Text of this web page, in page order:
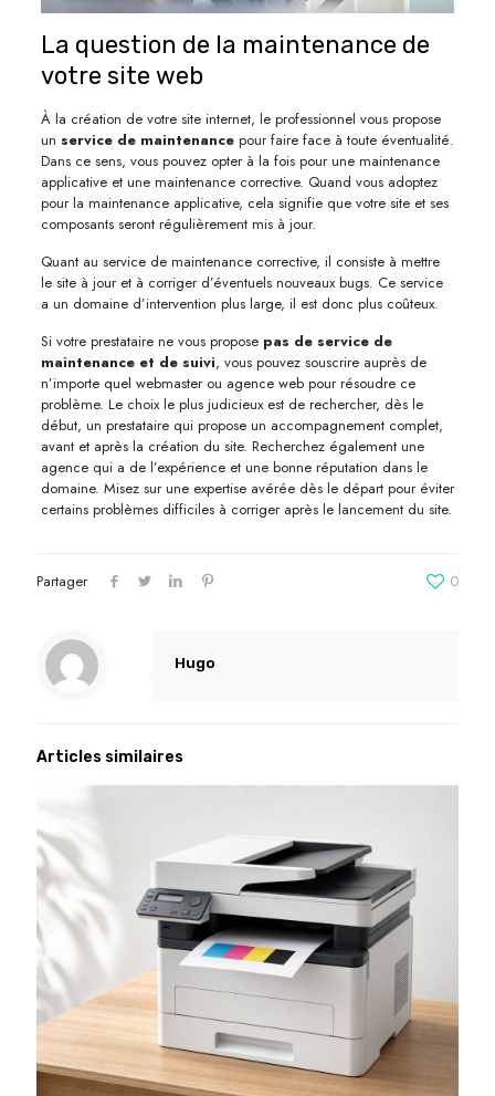
La question de la maintenance de
votre site web
À la création de votre site internet, le professionnel vous propose
un service de maintenancepour faire face à toute éventualité.
Dans ce sens, vous pouvez opter à la fois pour une maintenance
applicative et une maintenance corrective. Quand vous adoptez
pour la maintenance applicative, cela signifie que votre site et ses
composants seront régulièrement mis à jour.
Quant au service de maintenance corrective, il consiste à mettre
le site à jour et à corriger d’éventuels nouveaux bugs. Ce service
a un domaine d’intervention plus large, il est donc plus coûteux.
Si votre prestataire ne vous propose pas de service de
maintenance et de suivi, vous pouvez souscrire auprès de
n’importe quel webmaster ou agence web pour résoudre ce
problème. Le choix le plus judicieux est de rechercher, dès le
début, un prestataire qui propose un accompagnement complet,
avant et après la création du site. Recherchez également une
agence qui a de l’expérience et une bonne réputation dans le
domaine. Misez sur une expertise avérée dès le départ pour éviter
certains problèmes difficiles à corriger après le lancement du site.
Partager 0
Hugo
Articles similaires